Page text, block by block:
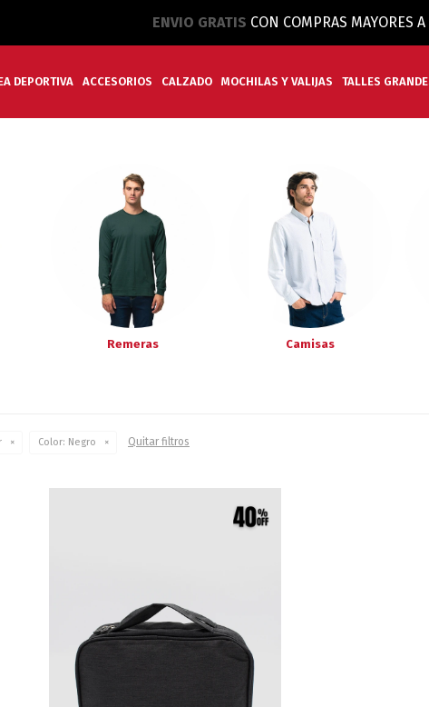
ENVIO GRATIS CON COMPRAS MAYORES
DEPORTIVA ACCESORIOS CALZADO MOCHILAS Y VALIJAS TALLES
Remeras Camisas
Color: Negro Quitar filtros